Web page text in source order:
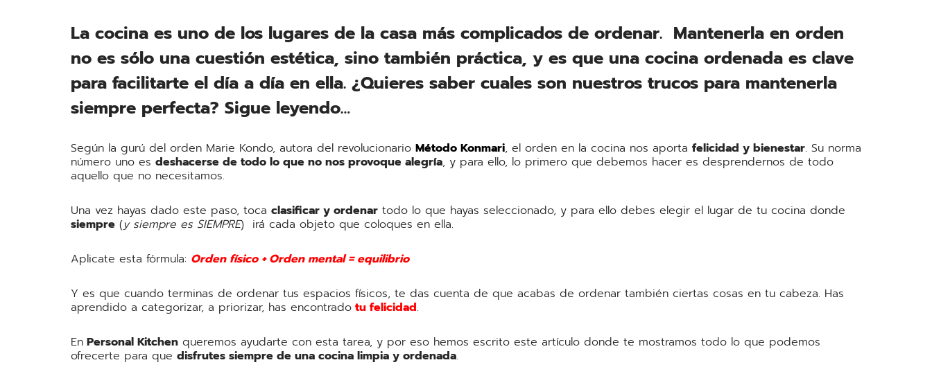
La cocina es uno de los lugares de la casa más complicados de ordenar. Mantenerla en orden
no es sólo una cuestión estética, sino también práctica, y es que una cocina ordenada es clave
para facilitarte el día a día en ella. ¿Quieres saber cuales son nuestros trucos para mantenerla
siempre perfecta? Sigue leyendo…
Según la gurú del orden Marie Kondo, autora del revolucionario Método Konmari, el orden en la cocina nos aporta felicidad y bienestar. Su norma
número uno es deshacerse de todo lo que no nos provoque alegría, y para ello, lo primero que debemos hacer es desprendernos de todo
aquello que no necesitamos.
Una vez hayas dado este paso, toca clasificar y ordenar todo lo que hayas seleccionado, y para ello debes elegir el lugar de tu cocina donde
siempre (y siempre es SIEMPRE) irá cada objeto que coloques en ella.
Aplicate esta fórmula: Orden físico + Orden mental = equilibrio
Y es que cuando terminas de ordenar tus espacios físicos, te das cuenta de que acabas de ordenar también ciertas cosas en tu cabeza. Has
aprendido a categorizar, a priorizar, has encontrado tu felicidad.
En Personal Kitchen queremos ayudarte con esta tarea, y por eso hemos escrito este artículo donde te mostramos todo lo que podemos
ofrecerte para que disfrutes siempre de una cocina limpia y ordenada.